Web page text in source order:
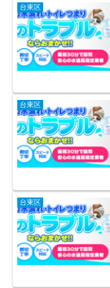
台東区
台東区
台東区